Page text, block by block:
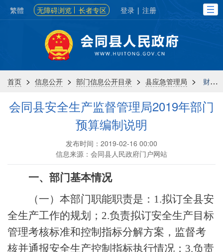
繁體 无障碍浏览 长者专区 登录 | 注册
首页 > 信息公开 > 部门信息公开目录 > 县应急管理局 > 财政信息
会同县安全生产监督管理局2019年部门
预算编制说明
发布时间：2019-02-16 00:00
信息来源：会同县人民政府门户网站
一、部门基本情况
（一） 本部门职能职责是： 1 .拟订全县安
全生产工作的规划； 2.负责拟订安全生产目标
管理考核标准和控制指标分解方案，监督考
核并通报安全生产控制指标执行情况； 3.负责